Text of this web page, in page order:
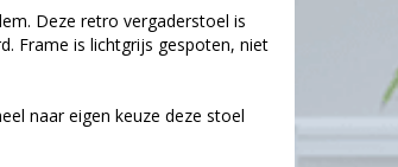
Deze retro vergaderstoel is
Frame is lichtgrijs gespoten, niet
naar eigen keuze deze stoel